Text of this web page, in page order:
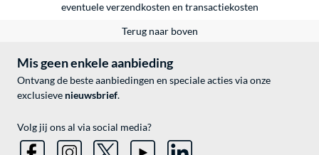
eventueleverzendkosten en transactiekosten
Terug naar boven
Mis geen enkele aanbieding
Ontvang de beste aanbiedingen en speciale acties via onze
exclusieve nieuwsbrief.
Volg jij ons al via social media?